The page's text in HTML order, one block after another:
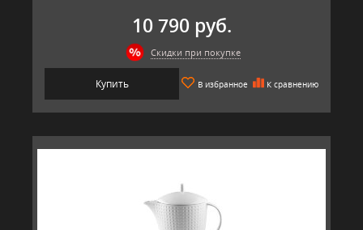
10 790 руб.
Скидки при покупке
Купить В избранное К сравнению